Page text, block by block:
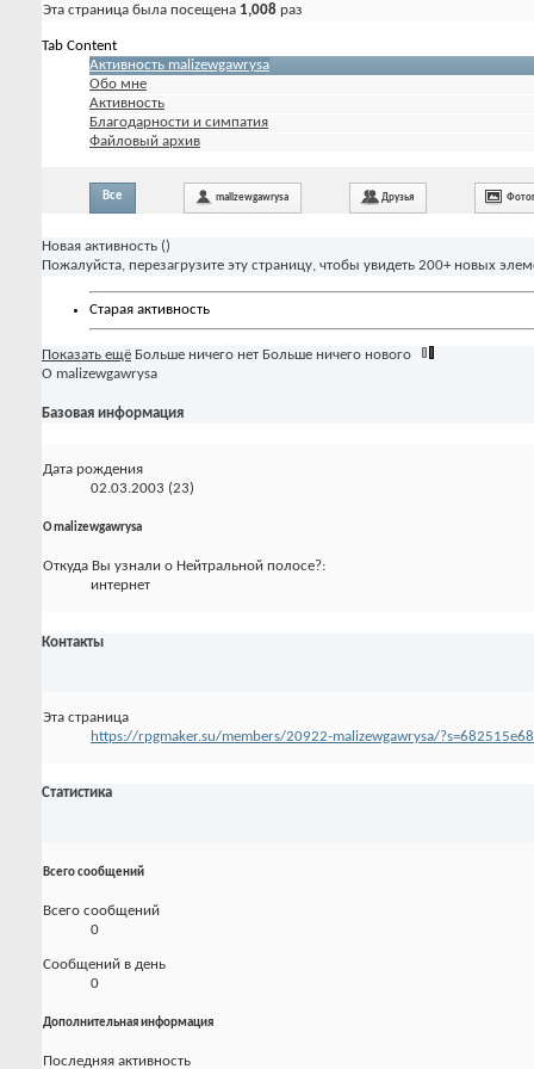
Эта страница была посещена 1,008 раз
Tab Content
Активность malizewgawrysa
Обо мне
Активность
Благодарности и симпатия
Файловый архив
Все malizewgawrysa Друзья
Новая активность ()
Пожалуйста, перезагрузите эту страницу, чтобы увидеть 200+ новых
Старая активность
Показать ещё Больше ничего нет Больше ничего нового
О malizewgawrysa
Базовая информация
Дата рождения
02.03.2003 (23)
О malizewgawrysa
Откуда Вы узнали о Нейтральной полосе?:
интернет
Контакты
Эта страница
https://rpgmaker.su/members/20922-malizewgawrysa/
Статистика
Всего сообщений
Всего сообщений
0
Сообщений в день
0
Дополнительная информация
Последняя активность